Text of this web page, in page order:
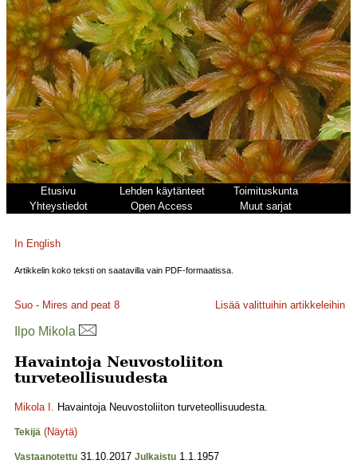
Etusivu Lehden käytänteet
Toimituskunta
Yhteystiedot
Open Access Muut sarjat
In English
Artikkelin koko teksti on saatavilla vain PDF-formaatissa.
Suo - Mires and peat 8 Lisää valittuihin artikkeleihin
Ilpo Mikola
Havaintoja Neuvostoliiton
turveteollisuudesta
Mikola I. Havaintoja Neuvostoliiton turveteollisuudesta.
Tekijä (Näytä)
Vastaanotettu 31.10.2017 Julkaistu 1.1.1957